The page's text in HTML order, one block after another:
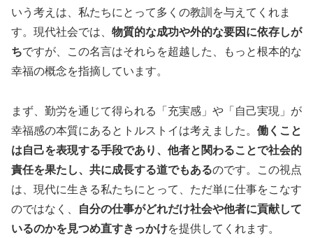
いう考えは、私たちにとって多くの教訓を与えてくれま
す。現代社会では、 物質的な成功や外的な要因に依存しが
ちですが、この名言はそれらを超越した、もっと根本的な
幸福の概念を指摘しています。
まず、勤労を通じて得られる「充実感」や「自己実現」が
幸福感の本質にあるとトルストイは考えました。 働くこと
は自己を表現する手段であり、他者と関わることで社会的
責任を果たし、共に成長する道でもあるのです。この視点
は、現代に生きる私たちにとって、ただ単に仕事をこなす
のではなく、
自分の仕事がどれだけ社会や他者に貢献して
いるのかを見つめ直すきっかけを提供してくれます。